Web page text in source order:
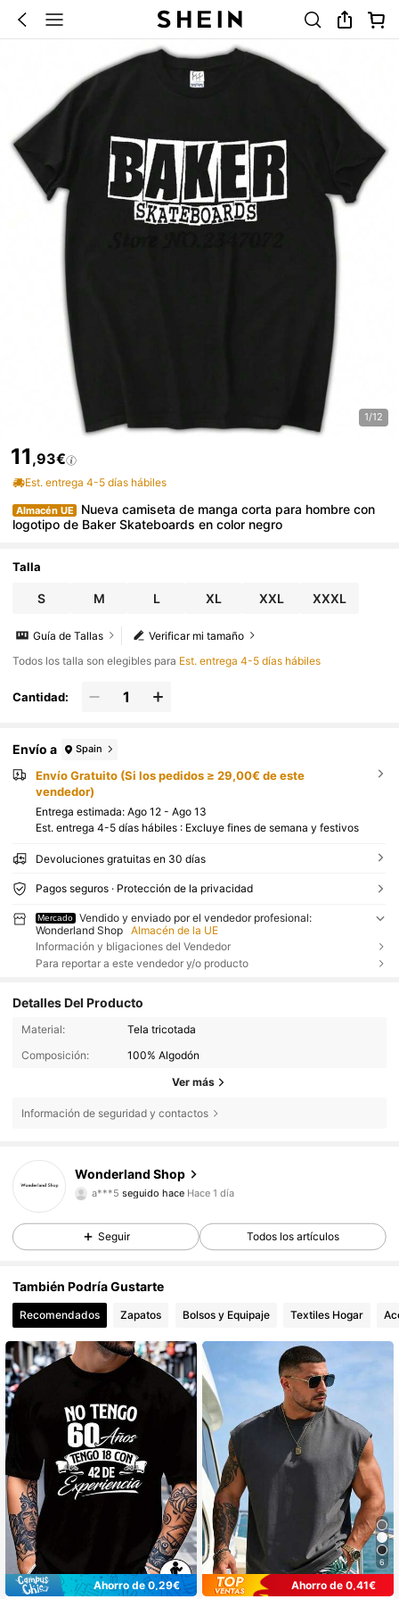
1/12
11 ,93€
Est. entrega 4-5 días hábiles
Almacén UE
Nueva camiseta de manga corta para hombre con
logotipo de Baker Skateboards en color negro
Talla
S M L XL XXL XXXL
Verificar mi tamaño
Guía de Tallas
Todos los talla son elegibles para Est. entrega 4-5 días hábiles
Cantidad:
Envío a Spain
Envío Gratuito (Si los pedidos ≥ 29,00€ de este
vendedor)
Entrega estimada: Ago 12 - Ago 13
Est. entrega 4-5 días hábiles : Excluye fines de semana y festivos
Devoluciones gratuitas en 30 días
Pagos seguros · Protección de la privacidad
Mercado
Vendido y enviado por el vendedor profesional:
Wonderland Shop
Almacén de la UE
Información y bligaciones del Vendedor
Para reportar a este vendedor y/o producto
Detalles Del Producto
Material:
Tela tricotada
Composición:
100% Algodón
Ver más
Información de seguridad y contactos
Wonderland Shop
4,56
4 Seguidores
a***5 seguido hace Hace 1 día
4,56 4 Seguidores
Seguir Todos los artículos
También Podría Gustarte
Recomendados Zapatos Bolsos y Equipaje Textiles Hogar
Ahorro de 0,29€
6
Ahorro de 0,41€